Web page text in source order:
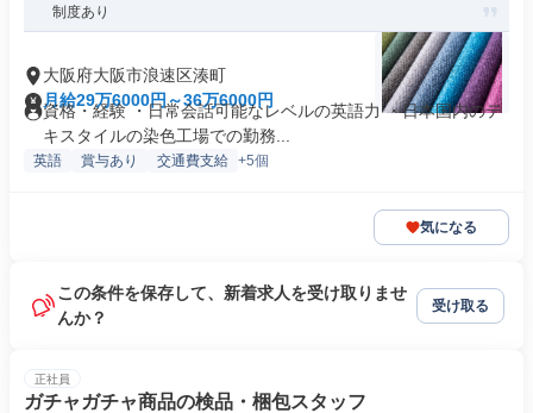
制度あり
大阪府大阪市浪速区湊町
月給29万6000円～36万6000円
資格・経験 ・日常会話可能なレベルの英語力 ・日本国内のテ
キスタイルの染色工場での勤務...
英語 賞与あり 交通費支給 +5個
気になる
この条件を保存して、新着求人を受け取りませ
んか？
受け取る
正社員
ガチャガチャ商品の検品・梱包スタッフ